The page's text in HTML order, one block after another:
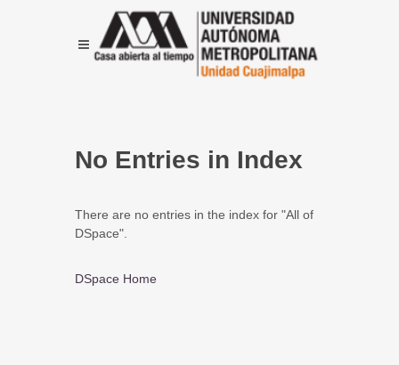
No Entries in Index
There are no entries in the index for "All of
DSpace".
DSpace Home